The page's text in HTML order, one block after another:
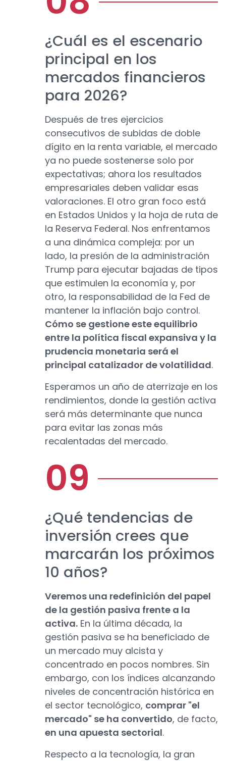
¿Cuál es el escenario
principal en los
mercados financieros
para 2026?
Después de tres ejercicios
consecutivos de subidas de doble
dígito en la renta variable, el mercado
ya no puede sostenerse solo por
expectativas; ahora los resultados
empresariales deben validar esas
valoraciones. El otro gran foco está
en Estados Unidos y la hoja de ruta de
la Reserva Federal. Nos enfrentamos
a una dinámica compleja: por un
lado, la presión de la administración
Trump para ejecutar bajadas de tipos
que estimulen la economía y, por
otro, la responsabilidad de la Fed de
mantener la inflación bajo control.
Cómo se gestione este equilibrio
entre la política fiscal expansiva y la
prudencia monetaria será el
principal catalizador de volatilidad.
Esperamos un año de aterrizaje en los
rendimientos, donde la gestión activa
será más determinante que nunca
para evitar las zonas más
recalentadas del mercado.
¿Qué tendencias de
inversión crees que
marcarán los próximos
10 años?
Veremos una redefinición del papel
de la gestión pasiva frente a la
activa. En la última década, la
gestión pasiva se ha beneficiado de
un mercado muy alcista y
concentrado en pocos nombres. Sin
embargo, con los índices alcanzando
niveles de concentración histórica en
el sector tecnológico, comprar "el
mercado" se ha convertido, de facto,
en una apuesta sectorial.
Respecto a la tecnología, la gran